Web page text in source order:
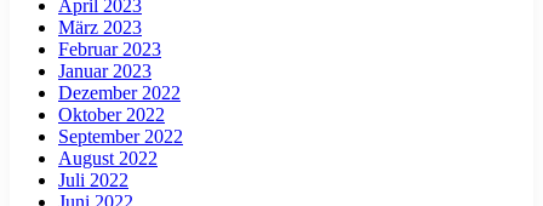
April 2023
März 2023
Februar 2023
Januar 2023
Dezember 2022
Oktober 2022
September 2022
August 2022
Juli 2022
Juni 2022